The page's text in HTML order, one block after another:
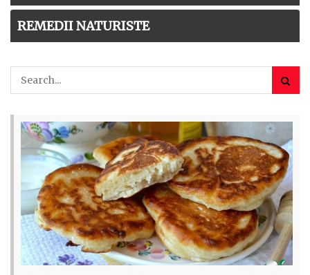
REMEDII NATURISTE